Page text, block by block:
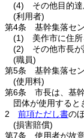
(4)
その他目的
(利用者)
第4条
基幹集落セ
(1)
美作市に住
(2)
その他市長
(職員)
第5条
基幹集落セ
(使用料)
第6条
市長は、基
団体が使用すると
2
前項ただし書の
(損害賠償)
第7条
使用者が故